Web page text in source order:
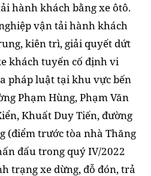
hành khách bằng xe ôtô.
vận tải hành khách
kiên trì, giải quyết dứt
khách tuyến cố định vi
pháp luật tại khu vực bến
Phạm Hùng, Phạm Văn
Khuất Duy Tiến, đường
(điểm trước tòa nhà Thăng
đấu trong quý IV/2022
trạng xe dừng, đỗ đón, trả